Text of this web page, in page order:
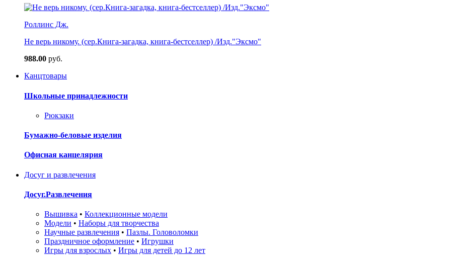
Роллинс Дж.
Не верь никому. (сер.Книга-загадка, книга-бестселлер) /Изд."Эксмо"
988.00 руб.
Канцтовары
Школьные принадлежности
Рюкзаки
Бумажно-беловые изделия
Офисная канцелярия
Досуг и развлечения
Досуг.Развлечения
Вышивка • Коллекционные модели
Модели • Наборы для творчества
Научные развлечения • Пазлы. Головоломки
Праздничное оформление • Игрушки
Игры для взрослых • Игры для детей до 12 лет